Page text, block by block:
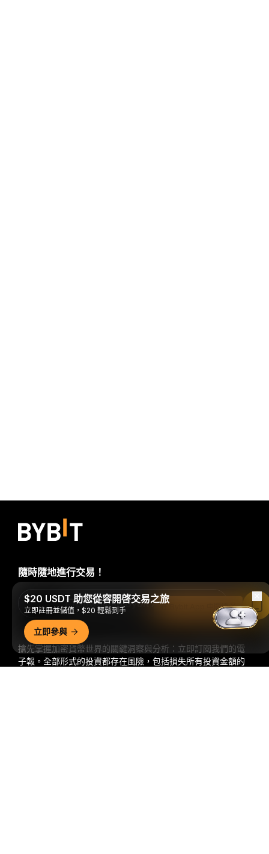
搶先掌握加密貨幣世界的關鍵洞察與分析：立即訂閱我們的電
子報。 全部形式的投資都存在風險，包括損失所有投資金額的
隨時隨地進行交易！
Download Bybit App
$20 USDT 助您從容開啓交易之旅
立即註冊並儲值，$20 輕鬆到手
立即參與
在 Bybit App 中閱讀